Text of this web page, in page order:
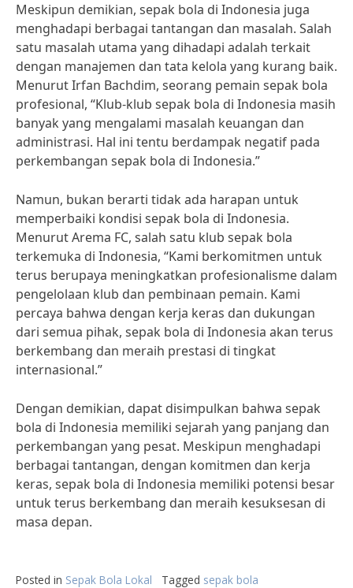
Meskipun demikian, sepak bola di Indonesia juga
menghadapi berbagai tantangan dan masalah. Salah
satu masalah utama yang dihadapi adalah terkait
dengan manajemen dan tata kelola yang kurang baik.
Menurut Irfan Bachdim, seorang pemain sepak bola
profesional, “Klub-klub sepak bola di Indonesia masih
banyak yang mengalami masalah keuangan dan
administrasi. Hal ini tentu berdampak negatif pada
perkembangan sepak bola di Indonesia.”
Namun, bukan berarti tidak ada harapan untuk
memperbaiki kondisi sepak bola di Indonesia.
Menurut Arema FC, salah satu klub sepak bola
terkemuka di Indonesia, “Kami berkomitmen untuk
terus berupaya meningkatkan profesionalisme dalam
pengelolaan klub dan pembinaan pemain. Kami
percaya bahwa dengan kerja keras dan dukungan
dari semua pihak, sepak bola di Indonesia akan terus
berkembang dan meraih prestasi di tingkat
internasional.”
Dengan demikian, dapat disimpulkan bahwa sepak
bola di Indonesia memiliki sejarah yang panjang dan
perkembangan yang pesat. Meskipun menghadapi
berbagai tantangan, dengan komitmen dan kerja
keras, sepak bola di Indonesia memiliki potensi besar
untuk terus berkembang dan meraih kesuksesan di
masa depan.
Posted in Sepak Bola Lokal Tagged sepak bola